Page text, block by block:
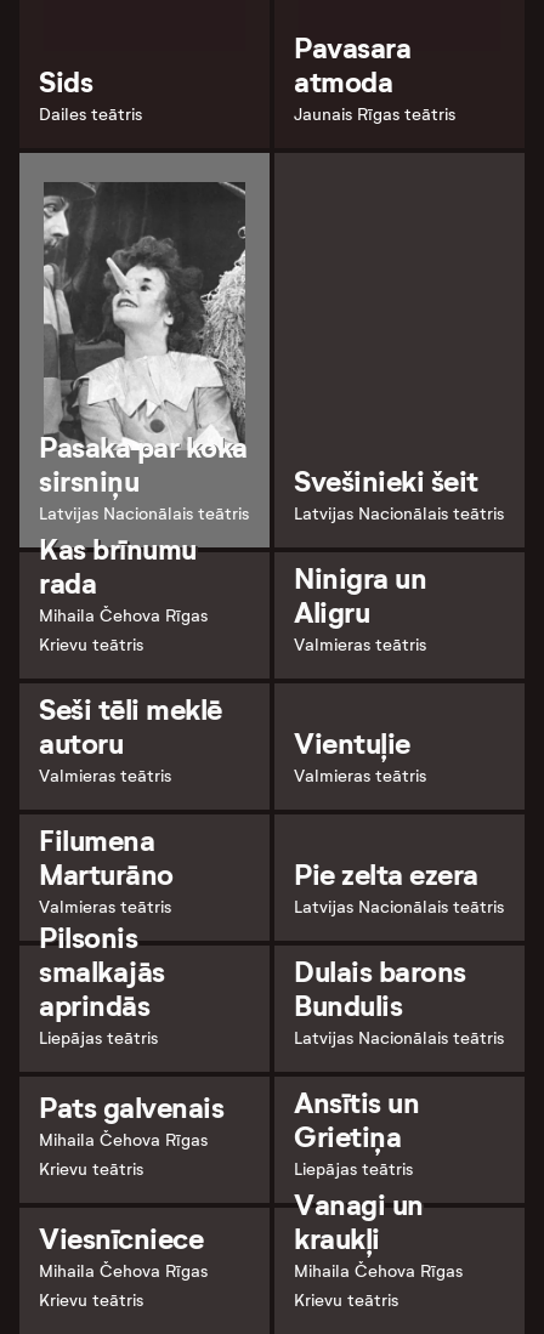
Sids
Dailes teātris
Pavasara
atmoda
Jaunais Rīgas teātris
Pasaka par koka
sirsniņu
Latvijas Nacionālais teātris
Svešinieki šeit
Latvijas Nacionālais teātris
Kas brīnumu
rada
Mihaila Čehova Rīgas
Krievu teātris
Ninigra un
Aligru
Valmieras teātris
Seši tēli meklē
autoru
Valmieras teātris
Vientuļie
Valmieras teātris
Filumena
Marturāno
Valmieras teātris
Pie zelta ezera
Latvijas Nacionālais teātris
Pilsonis
smalkajās
aprindās
Liepājas teātris
Dulais barons
Bundulis
Latvijas Nacionālais teātris
Pats galvenais
Mihaila Čehova Rīgas
Krievu teātris
Ansītis un
Grietiņa
Liepājas teātris
Viesnīcniece
Mihaila Čehova Rīgas
Krievu teātris
Vanagi un
kraukļi
Mihaila Čehova Rīgas
Krievu teātris